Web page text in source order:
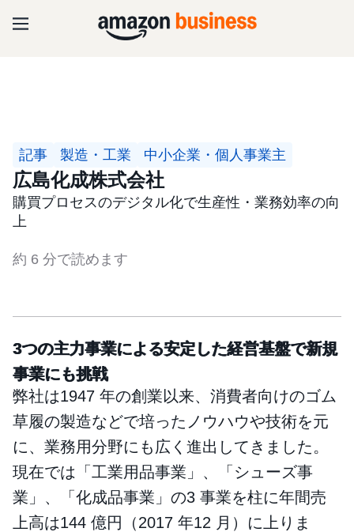
記事 製造・工業 中小企業・個人事業主
広島化成株式会社
購買プロセスのデジタル化で生産性・業務効率の向
上
約 6 分で読めます
3つの主力事業による安定した経営基盤で新規
事業にも挑戦
弊社は1947 年の創業以来、消費者向けのゴム
草履の製造などで培ったノウハウや技術を元
に、業務用分野にも広く進出してきました。
現在では「工業用品事業」、「シューズ事
業」、「化成品事業」の3 事業を柱に年間売
上高は144 億円（2017 年12 月）に上りま